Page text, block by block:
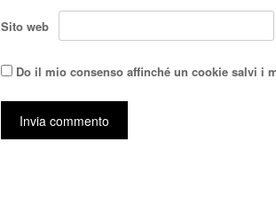
Sito web
Do il mio consenso affinché un cookie salvi i